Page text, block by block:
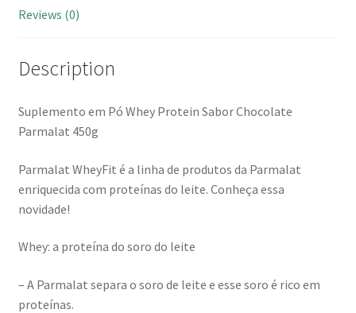
Reviews (0)
Description
Suplemento em Pó Whey Protein Sabor Chocolate
Parmalat 450g
Parmalat WheyFit é a linha de produtos da Parmalat
enriquecida com proteínas do leite. Conheça essa
novidade!
Whey: a proteína do soro do leite
– A Parmalat separa o soro de leite e esse soro é rico em
proteínas.